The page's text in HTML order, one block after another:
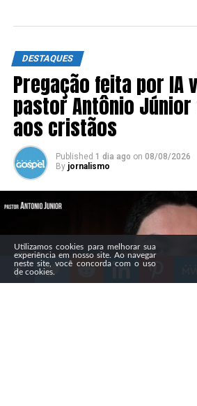
SIGA NOSSAS REDES
DESTAQUES
Pregação feita por IA
pastor Antônio
aos cristãos
Published 1 dia ago on 08/08/2026
By jornalismo
Utilizamos cookies para melhorar sua
experiência em nosso site. Ao navegar
neste site, você concorda com o uso
de cookies.